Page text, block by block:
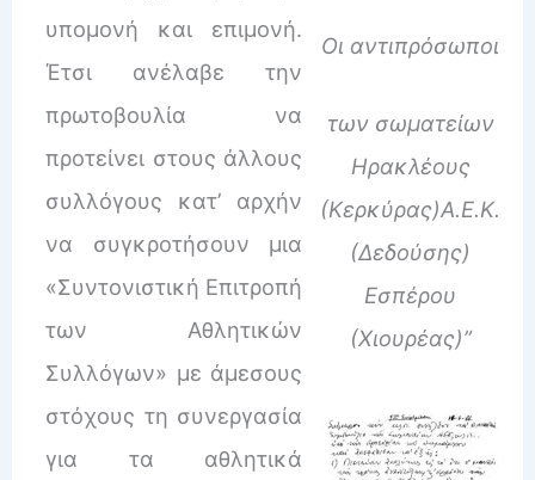
υπομονή και επιμονή.
Έτσι ανέλαβε την
πρωτοβουλία να
προτείνει στους άλλους
συλλόγους κατ’ αρχήν
να συγκροτήσουν μια
«Συντονιστική Επιτροπή
των Αθλητικών
Συλλόγων» με άμεσους
στόχους τη συνεργασία
για τα αθλητικά
Οι αντιπρόσωποι
των σωματείων
Ηρακλέους
(Κερκύρας)Α.Ε.Κ.
(Δεδούσης)
Εσπέρου
(Χιουρέας)”